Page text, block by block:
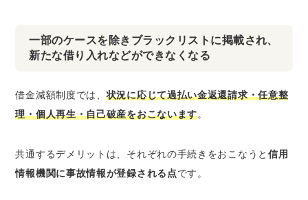
一部のケースを除きブラックリストに掲載され、
新たな借り入れなどができなくなる
借金減額制度では、状況に応じて過払い金返還請求・任意整
理・個人再生・自己破産をおこないます。
共通するデメリットは、それぞれの手続きをおこなうと 信用
情報機関に事故情報が登録される点です。